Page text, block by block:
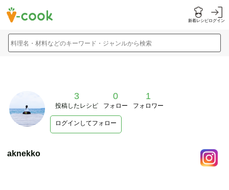
新着レシピログイン
料理名・材料などのキーワード・ジャンルから検索
3
投稿したレシピ
0
フォロー
1
フォロワー
ログインしてフォロー
aknekko